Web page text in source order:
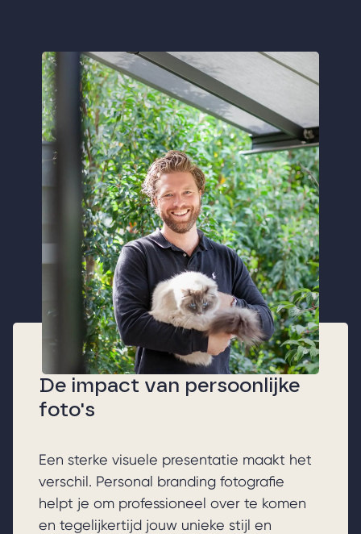
De impact van persoonlijke
foto's
Een sterke visuele presentatie maakt het
verschil. Personal branding fotografie
helpt je om professioneel over te komen
en tegelijkertijd jouw unieke stijl en